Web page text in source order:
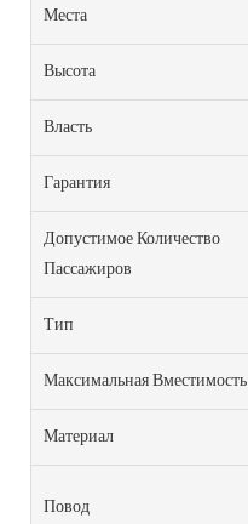
Места
Высота
Власть
Гарантия
Допустимое Количество
Пассажиров
Тип
Максимальная Вместимость
Материал
Повод